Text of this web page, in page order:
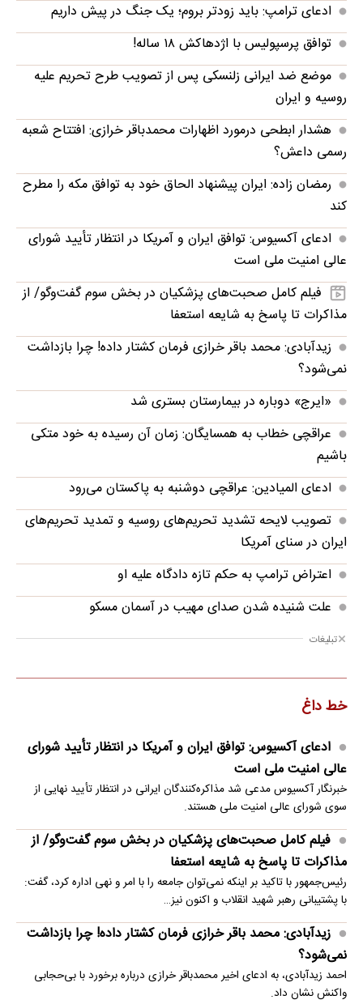
ادعای ترامپ: باید زودتر بروم؛ یک جنگ در پیش داریم
توافق پرسپولیس با اژدهاکش ۱۸ ساله!
موضع ضد ایرانی زلنسکی پس از تصویب طرح تحریم علیه
روسیه و ایران
هشدار ابطحی درمورد اظهارات محمدباقر خرازی: افتتاح شعبه
رسمی داعش؟
رمضان زاده: ایران پیشنهاد الحاق خود به توافق مکه را مطرح
کند
ادعای آکسیوس: توافق ایران و آمریکا در انتظار تأیید شورای
عالی امنیت ملی است
فیلم کامل صحبت‌های پزشکیان در بخش سوم گفت‌وگو/ از
مذاکرات تا پاسخ به شایعه استعفا
زیدآبادی: محمد باقر خرازی فرمان کشتار داده! چرا بازداشت
نمی‌شود؟
«ایرج» دوباره در بیمارستان بستری شد
عراقچی خطاب به همسایگان: زمان آن رسیده به خود متکی
باشیم
ادعای المیادین: عراقچی دوشنبه به پاکستان می‌رود
تصویب لایحه تشدید تحریم‌های روسیه و تمدید تحریم‌های
ایران در سنای آمریکا
اعتراض ترامپ به حکم تازه دادگاه علیه او
علت شنیده شدن صدای مهیب در آسمان مسکو
تبلیغات
خط داغ
ادعای آکسیوس: توافق ایران و آمریکا در انتظار تأیید شورای
عالی امنیت ملی است
خبرنگار آکسیوس مدعی شد مذاکره‌کنندگان ایرانی در انتظار تأیید نهایی از
سوی شورای عالی امنیت ملی هستند.
فیلم کامل صحبت‌های پزشکیان در بخش سوم گفت‌وگو/ از
مذاکرات تا پاسخ به شایعه استعفا
رئیس‌جمهور با تاکید بر اینکه نمی‌توان جامعه را با امر و نهی اداره کرد، گفت:
با پشتیبانی رهبر شهید انقلاب و اکنون نیز…
زیدآبادی: محمد باقر خرازی فرمان کشتار داده! چرا بازداشت
نمی‌شود؟
احمد زیدآبادی، به ادعای اخیر محمدباقر خرازی درباره برخورد با بی‌حجابی
واکنش نشان داد.